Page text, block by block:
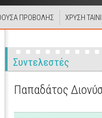
ΠΡΟΒΟΛΗΣ ΧΡΥΣΗ
Συντελεστές
Παπαδάτος